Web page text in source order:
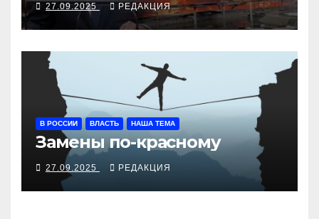
27.09.2025 РЕДАКЦИЯ
В РОССИИ ВЛАСТЬ НАША ТЕМА
Замены по-красному
27.09.2025 РЕДАКЦИЯ